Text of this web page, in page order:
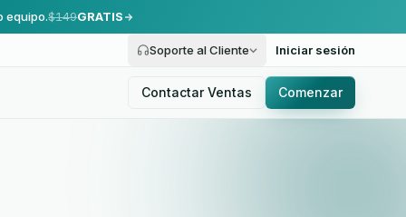
equipo.$149GRATIS
Soporte al Cliente Iniciar sesión
Contactar Ventas Comenzar